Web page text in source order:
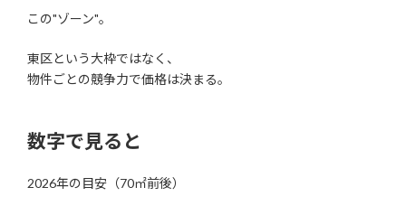
この"ゾーン"。
東区という大枠ではなく、
物件ごとの競争力で価格は決まる。
数字で見ると
2026年の目安（70㎡前後）